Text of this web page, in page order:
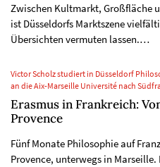
Zwischen Kultmarkt, Großfläche
ist Düsseldorfs Marktszene
Übersichten vermuten lassen.…
Victor Scholz studiert in Düsseldorf
an die Aix-Marseille Université nach
Erasmus in Frankreich:
Provence
Fünf Monate Philosophie auf
Provence, unterwegs in